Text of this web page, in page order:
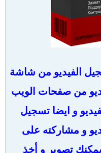
الفيديو من شاشة
من صفحات الويب
و ايضا تسجيل
و مشاركته على
تصوير و أخذ